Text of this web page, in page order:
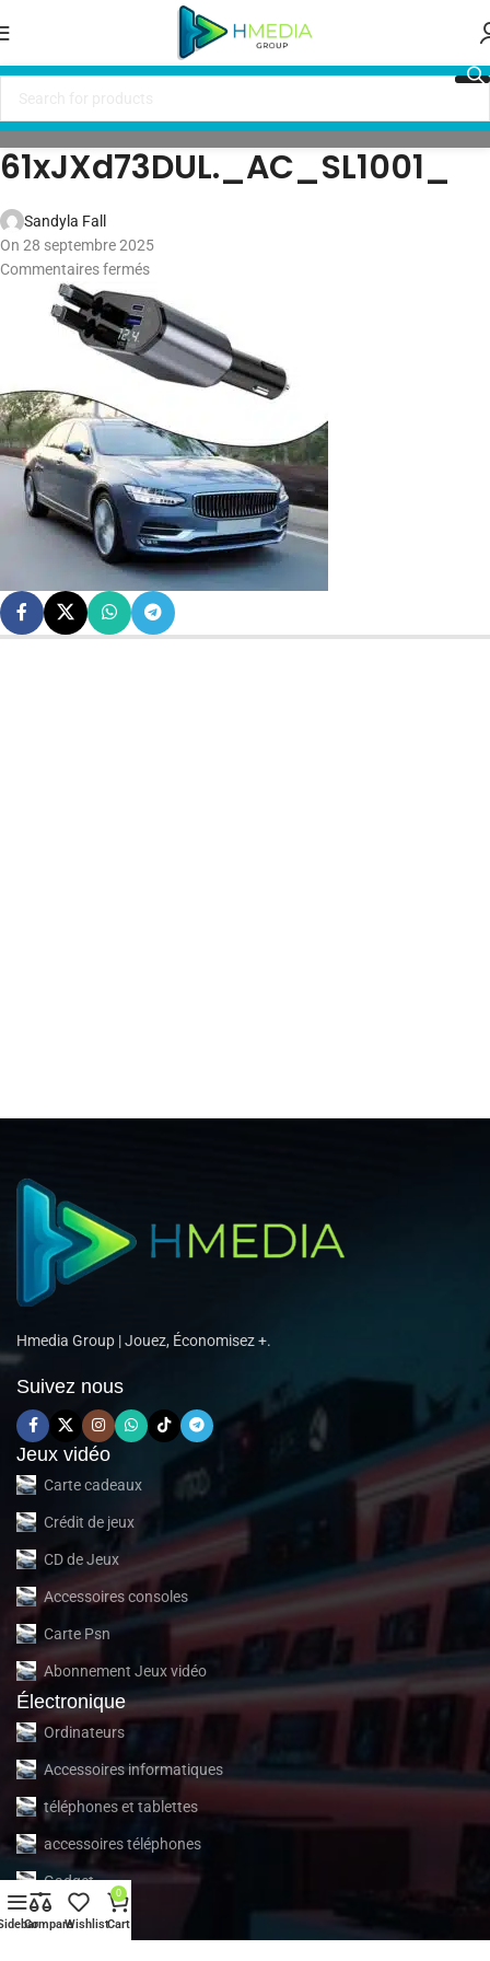
61xJXd73DUL._AC_SL1001_
Sandyla Fall
On 28 septembre 2025
Commentaires fermés
Hmedia Group | Jouez, Économisez +.
Suivez nous
Jeux vidéo
Carte cadeaux
Crédit de jeux
CD de Jeux
Accessoires consoles
Carte Psn
Abonnement Jeux vidéo
Électronique
Ordinateurs
Accessoires informatiques
téléphones et tablettes
accessoires téléphones
Gadget
À propos
CompareWishlist
0
Cart